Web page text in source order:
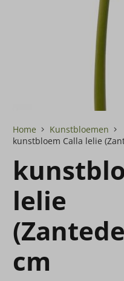
Home
Kunstbloemen
kunstbloem Calla lelie
lelie
cm